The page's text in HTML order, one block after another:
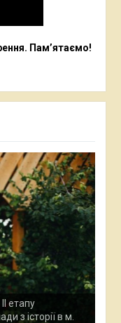
Пам’ятаємо!
етапу
з історії в м.